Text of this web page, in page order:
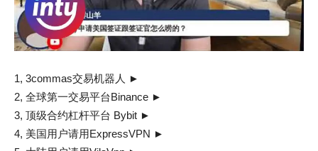
1, 3commas交易机器人 ►
2, 全球第一交易平台Binance ►
3, 顶级合约杠杆平台 Bybit ►
4, 美国用户请用ExpressVPN ►